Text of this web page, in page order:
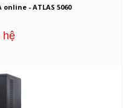
online - ATLAS 5060
hệ